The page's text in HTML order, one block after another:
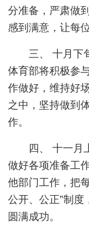
分准备，严肃做
感到满意，让每
三、 十月下
体育部将积极参
作做好，维持好
之中，坚持做到
作。
四、 十一月
做好各项准备工
他部门工作，把
公开、公正”制度
圆满成功。